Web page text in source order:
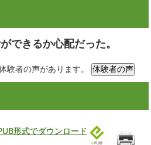
できるか心配だった。
験者の声があります。
形式でダウンロード